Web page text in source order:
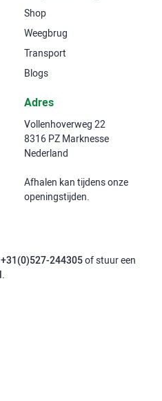
Shop
Weegbrug
Transport
Blogs
Adres
Vollenhoverweg 22
8316 PZ Marknesse
Nederland
Afhalen kan tijdens onze
openingstijden.
+31(0)527-244305of stuur een
.